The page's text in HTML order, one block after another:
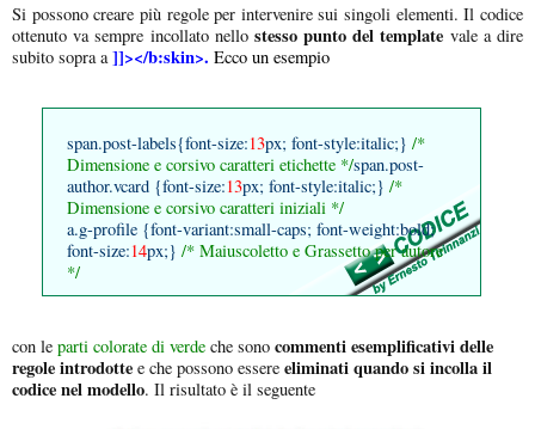
Si possono creare più regole per intervenire sui singoli elementi. Il codice
ottenuto va sempre incollato nello stesso punto del template vale a dire
subito sopra a]]></b:skin>. Ecco un esempio
span.post-labels{font-size:13px; font-style:italic;} /*
Dimensione e corsivo caratteri etichette */span.post-
author.vcard {font-size:13px; font-style:italic;} /*
Dimensione e corsivo caratteri iniziali */
a.g-profile {font-variant:small-caps; font-weight:bold;
font-size:14px;} /* Maiuscoletto e Grassetto per autore
*/
con le parti colorate di verde che sono commenti esemplificativi delle
regole introdotte e che possono essere eliminati quando si incolla il
codice nel modello. Il risultato è il seguente